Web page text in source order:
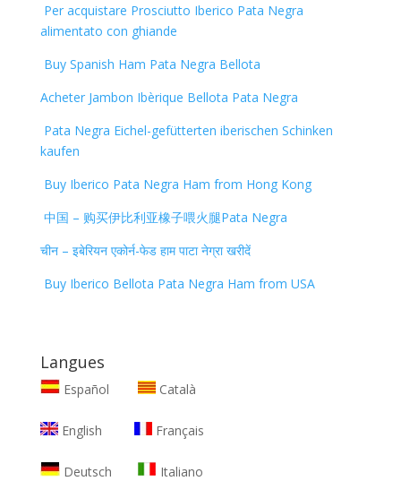
Per acquistare Prosciutto Iberico Pata Negra
alimentato con ghiande
Buy Spanish Ham Pata Negra Bellota
Acheter Jambon Ibèrique Bellota Pata Negra
Pata Negra Eichel-gefütterten iberischen Schinken
kaufen
Buy Iberico Pata Negra Ham from Hong Kong
中国 – 购买伊比利亚橡子喂火腿Pata Negra
चीन – इबेरियन एकोर्न-फेड हाम पाटा नेग्रा खरीदें
Buy Iberico Bellota Pata Negra Ham from USA
Langues
Español Català
English Français
Deutsch Italiano